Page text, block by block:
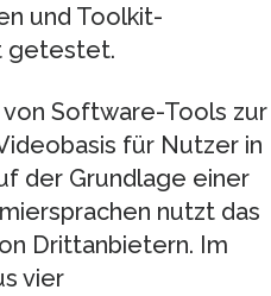
und Toolkit-
getestet.
Software-Tools zur
für Nutzer in
der Grundlage einer
nutzt das
Drittanbietern. Im
vier